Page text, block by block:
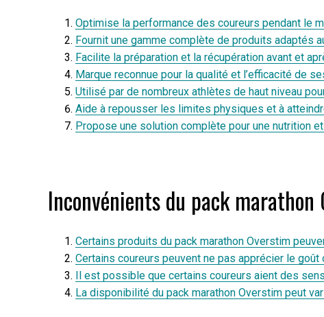
Optimise la performance des coureurs pendant le
Fournit une gamme complète de produits adaptés
Facilite la préparation et la récupération avant et
Marque reconnue pour la qualité et l’efficacité de
Utilisé par de nombreux athlètes de haut niveau
Aide à repousser les limites physiques et à
Propose une solution complète pour une nutrition
Inconvénients du pack
Certains produits du pack marathon Overstim
Certains coureurs peuvent ne pas apprécier le
Il est possible que certains coureurs aient des
La disponibilité du pack marathon Overstim peut